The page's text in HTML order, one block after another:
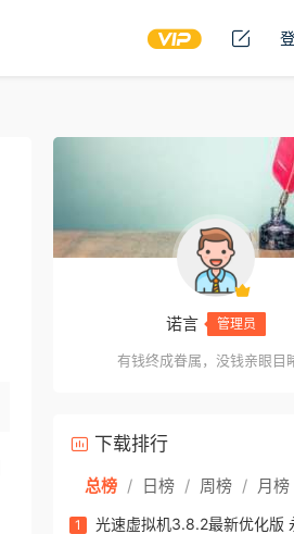
诺言 管理员
有钱终成眷属，没钱亲眼目
下载排行
总榜 / 日榜 / 周榜 / 月榜
1
光速虚拟机3.8.2最新优化版